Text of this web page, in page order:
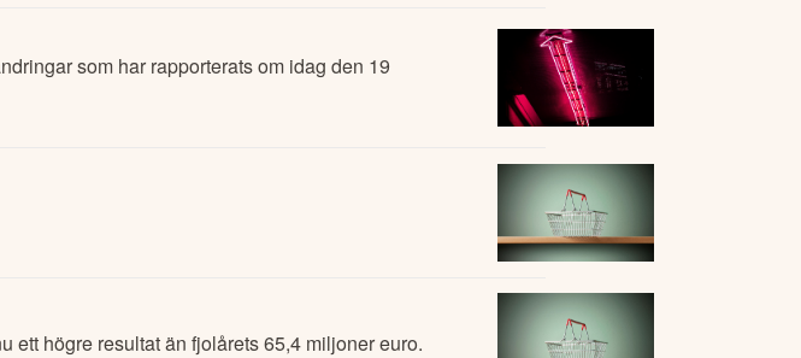
som har rapporterats om idag den 19
ett högre resultat än fjolårets 65,4 miljoner euro.